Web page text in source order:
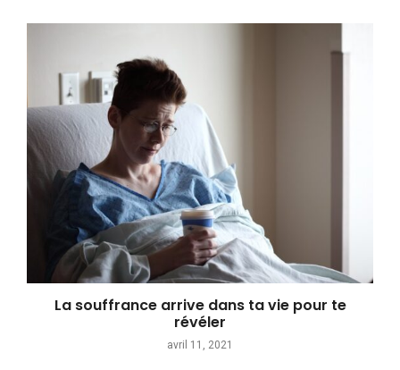
La souffrance arrive dans ta vie pour te
révéler
avril 11, 2021